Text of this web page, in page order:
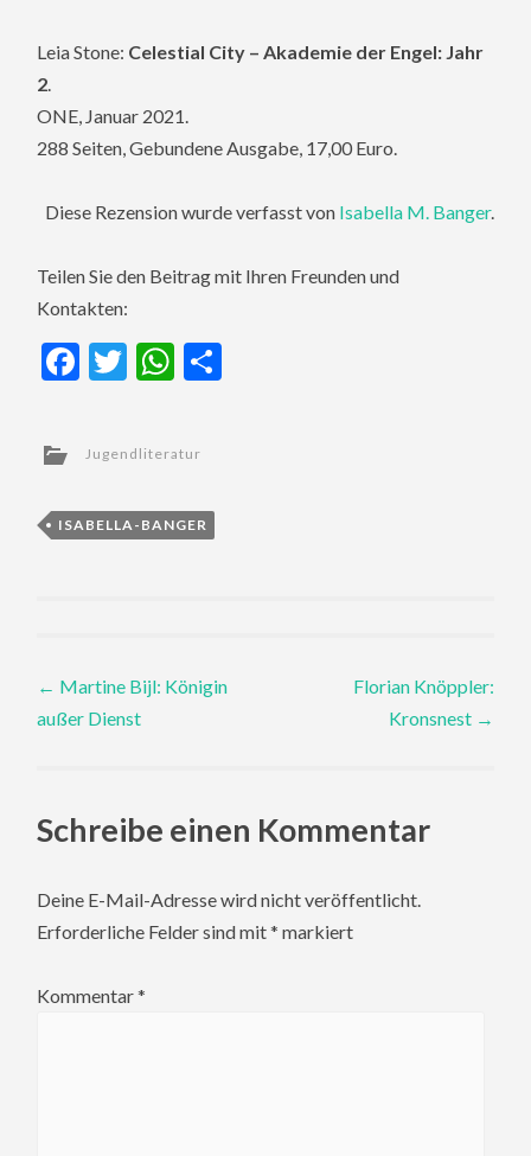
Leia Stone: Celestial City – Akademie der Engel: Jahr
2.
ONE, Januar 2021.
288 Seiten, Gebundene Ausgabe, 17,00 Euro.
Diese Rezension wurde verfasst von Isabella M. Banger.
Teilen Sie den Beitrag mit Ihren Freunden und
Kontakten:
Facebook
TwitterWhatsApp
Jugendliteratur
ISABELLA-BANGER
Post
← Martine Bijl: Königin
außer Dienst
Florian Knöppler:
Kronsnest →
Schreibe einen Kommentar
Deine E-Mail-Adresse wird nicht veröffentlicht.
Erforderliche Felder sind mit* markiert
Kommentar*